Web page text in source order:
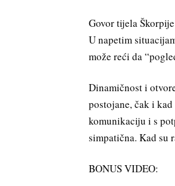
Govor tijela
U napetim
može reći da
Dinamičnost i
postojane, čak i
komunikaciju i s
simpatična. Kad su
BONUS VIDEO: